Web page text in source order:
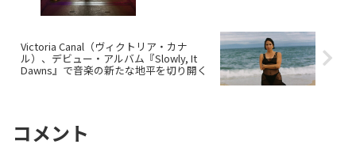
Victoria Canal（ヴィクトリア・カナ
ル）、デビュー・アルバム『Slowly, It
Dawns』で音楽の新たな地平を切り開く
コメント